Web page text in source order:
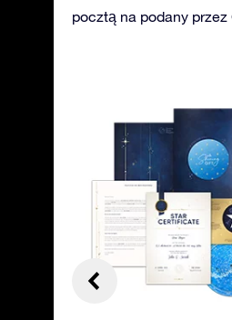
pocztą na podany